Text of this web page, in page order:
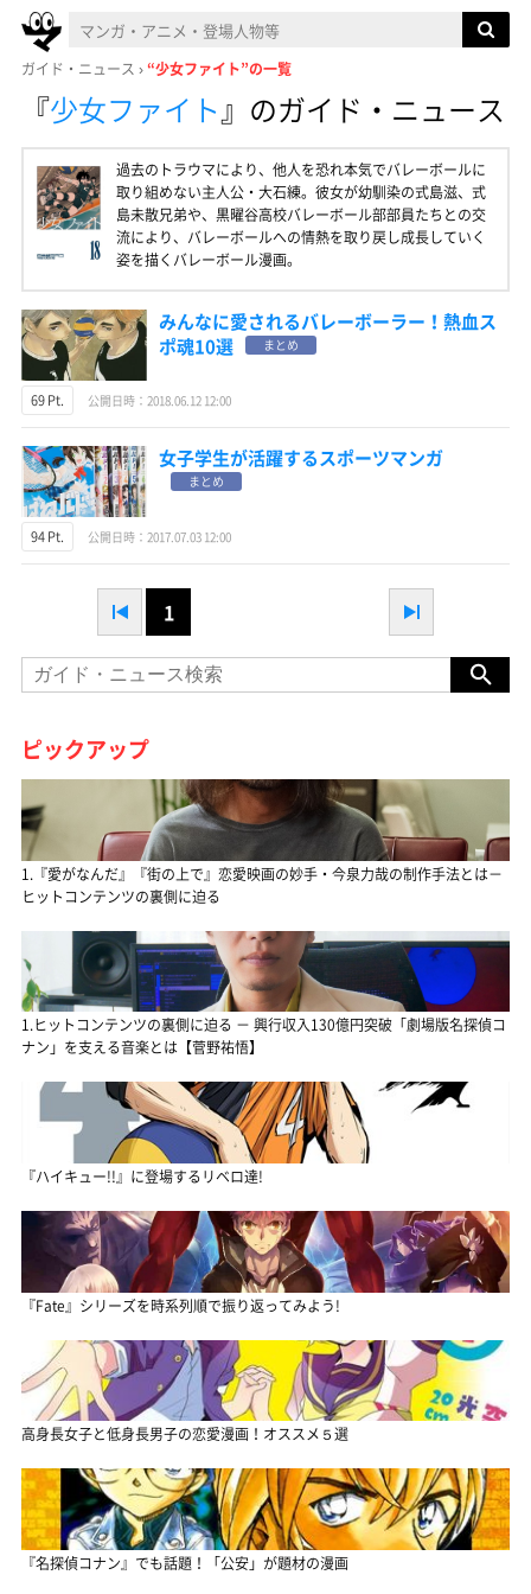
ガイド・ニュース “少女ファイト”の一覧
『少女ファイト』 のガイド・ニュース
過去のトラウマにより、他人を恐れ本気でバレーボールに
取り組めない主人公・大石練。彼女が幼馴染の式島滋、式
島未散兄弟や、黒曜谷高校バレーボール部部員たちとの交
流により、バレーボールへの情熱を取り戻し成長していく
姿を描くバレーボール漫画。
みんなに愛されるバレーボーラー！熱血ス
ポ魂10選
まとめ
69 Pt. 公開日時：2018.06.12 12:00
女子学生が活躍するスポーツマンガ
まとめ
94 Pt. 公開日時：2017.07.03 12:00
1
ピックアップ
1.『愛がなんだ』『街の上で』恋愛映画の妙手・今泉力哉の制作手法とは－
ヒットコンテンツの裏側に迫る
1.ヒットコンテンツの裏側に迫る － 興行収入130億円突破「劇場版名探偵コ
ナン」を支える音楽とは【菅野祐悟】
『ハイキュー!!』に登場するリベロ達!
『Fate』シリーズを時系列順で振り返ってみよう!
高身長女子と低身長男子の恋愛漫画！オススメ５選
『名探偵コナン』でも話題！「公安」が題材の漫画